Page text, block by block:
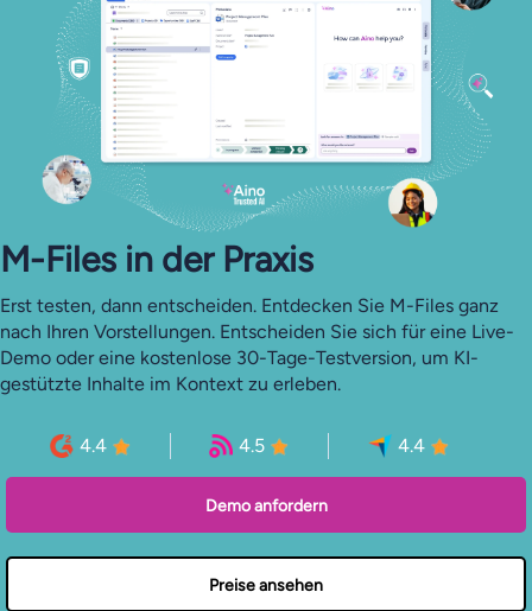
M-Files in der Praxis
Erst testen, dann entscheiden. Entdecken Sie M-Files ganz
nach Ihren Vorstellungen. Entscheiden Sie sich für eine Live-
Demo oder eine kostenlose 30-Tage-Testversion, um KI-
gestützte Inhalte im Kontext zu erleben.
4.4 4.5 4.4
Demo anfordern
Preise ansehen